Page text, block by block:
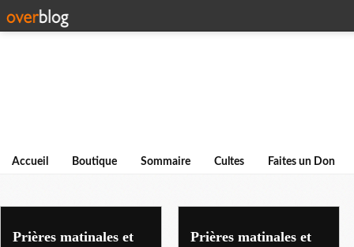
Accueil Boutique Sommaire Cultes Faites un Don
prieres matinales
Prières matinales et
Prières matinales et